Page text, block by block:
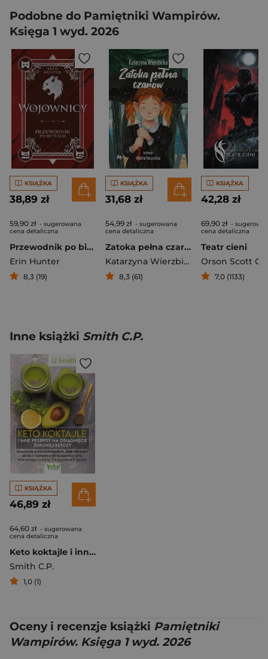
Podobne do Pamiętniki Wampirów.
Księga 1 wyd. 2026
KSIĄŻKA
38,89 zł
59,90 zł - sugerowana
cena detaliczna
Przewodnik po bitwach. Wojownicy
Erin Hunter
8,3 (19)
KSIĄŻKA
31,68 zł
54,99 zł - sugerowana
cena detaliczna
Zatoka pełna czarów
Katarzyna Wierzbicka
8,3 (61)
KSIĄŻKA
42,28 zł
69,90 zł -
cena detaliczna
Teatr cieni
Orson Scott
7,0 (1133)
Inne książki Smith C.P.
KSIĄŻKA
46,89 zł
64,60 zł - sugerowana
cena detaliczna
Keto koktajle i inne przepisy na osiągnięcie zdrowej ketozy
Smith C.P.
1,0 (1)
Oceny i recenzje książki Pamiętniki
Wampirów. Księga 1 wyd. 2026